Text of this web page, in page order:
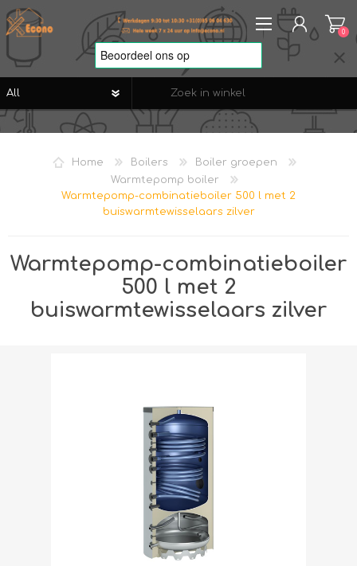
REGISTREREN
VERLANGLIJST
0
Home Boilers
Boiler groepen
Warmtepomp boiler
Warmtepomp-combinatieboiler 500 l met 2
buiswarmtewisselaars zilver
Warmtepomp-combinatieboiler
500 l met 2
buiswarmtewisselaars zilver